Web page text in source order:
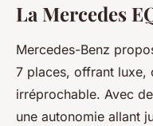
La Mercedes
Mercedes-Benz
7 places, offrant
irréprochable. Avec
une autonomie allant